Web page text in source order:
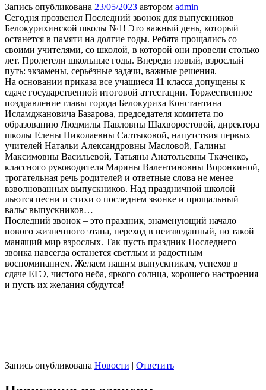
Запись опубликована 23/05/2023 автором admin
Сегодня прозвенел Последний звонок для выпускников
Белокурихинской школы №1! Это важный день, который
останется в памяти на долгие годы. Ребята прощались со
своими учителями, со школой, в которой они провели столько
лет. Пролетели школьные годы. Впереди новый, взрослый
путь: экзамены, серьёзные задачи, важные решения.
На основании приказа все учащиеся 11 класса допущены к
сдаче государственной итоговой аттестации. Торжественное
поздравление главы города Белокуриха Константина
Исламджановича Базарова, председателя комитета по
образованию Людмилы Павловны Шахворостовой, директора
школы Елены Николаевны Салтыковой, напутствия первых
учителей Натальи Александровны Масловой, Галины
Максимовны Васильевой, Татьяны Анатольевны Ткаченко,
классного руководителя Марины Валентиновны Воронкиной,
трогательная речь родителей и ответные слова не менее
взволнованных выпускников. Над праздничной школой
льются песни и стихи о последнем звонке и прощальный
вальс выпускников…
Последний звонок – это праздник, знаменующий начало
нового жизненного этапа, переход в неизведанный, но такой
манящий мир взрослых. Так пусть праздник Последнего
звонка навсегда останется светлым и радостным
воспоминанием. Желаем нашим выпускникам, успехов в
сдаче ЕГЭ, чистого неба, яркого солнца, хорошего настроения
и пусть их желания сбудутся!
Запись опубликована Новости | Ответить